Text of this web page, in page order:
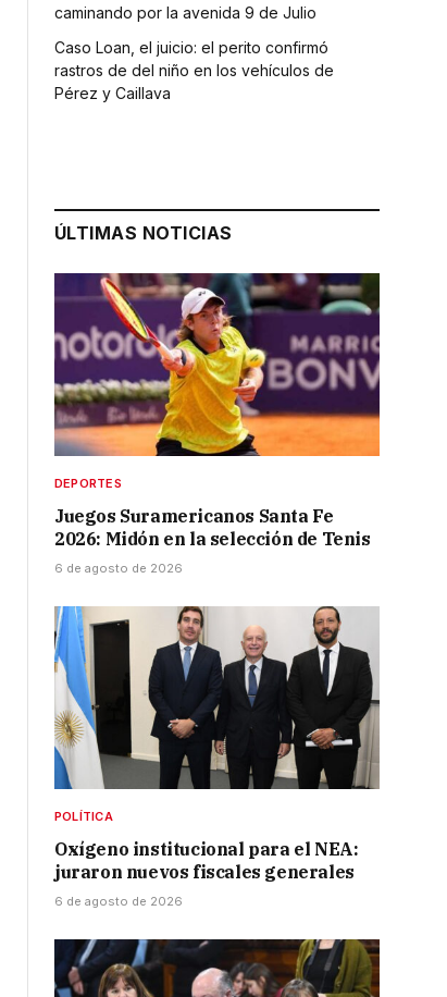
caminando por la avenida 9 de Julio
Caso Loan, el juicio: el perito confirmó
rastros de del niño en los vehículos de
Pérez y Caillava
ÚLTIMAS NOTICIAS
DEPORTES
Juegos Suramericanos Santa Fe
2026: Midón en la selección de Tenis
6 de agosto de 2026
POLÍTICA
Oxígeno institucional para el NEA:
juraron nuevos fiscales generales
6 de agosto de 2026